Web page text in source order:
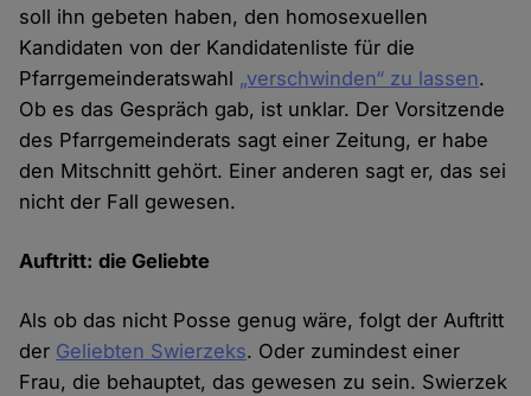
soll ihn gebeten haben, den homosexuellen
Kandidaten von der Kandidatenliste für die
Pfarrgemeinderatswahl „verschwinden“ zu lassen.
Ob es das Gespräch gab, ist unklar. Der Vorsitzende
des Pfarrgemeinderats sagt einer Zeitung, er habe
den Mitschnitt gehört. Einer anderen sagt er, das sei
nicht der Fall gewesen.
Auftritt: die Geliebte
Als ob das nicht Posse genug wäre, folgt der Auftritt
der Geliebten Swierzeks. Oder zumindest einer
Frau, die behauptet, das gewesen zu sein. Swierzek